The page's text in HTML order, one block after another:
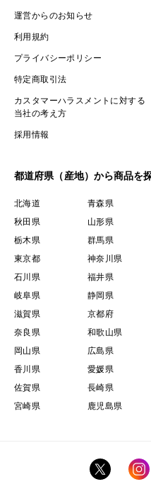
運営からのお知らせ
利用規約
プライバシーポリシー
特定商取引法
カスタマーハラスメントに対する
当社の考え方
採用情報
都道府県（産地）から商品を
北海道 青森県
秋田県
山形県
栃木県
群馬県
東京都
神奈川県
石川県
福井県
岐阜県
静岡県
滋賀県
京都府
奈良県
和歌山県
岡山県
広島県
香川県
愛媛県
佐賀県
長崎県
宮崎県
鹿児島県